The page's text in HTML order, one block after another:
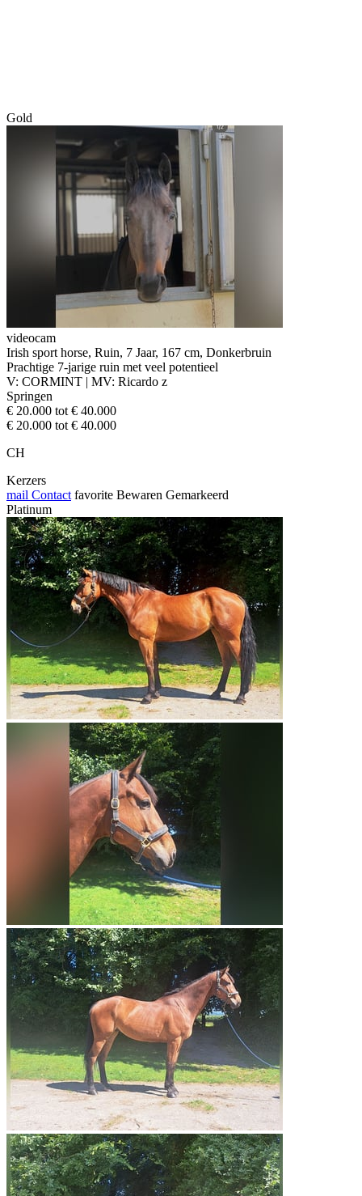
Gold
videocam
Irish sport horse, Ruin, 7 Jaar, 167 cm, Donkerbruin
Prachtige 7-jarige ruin met veel potentieel
V: CORMINT | MV: Ricardo z
Springen
€ 20.000 tot € 40.000
€ 20.000 tot € 40.000
CH
Kerzers
mail Contact favorite Bewaren Gemarkeerd
Platinum